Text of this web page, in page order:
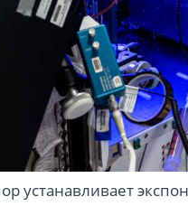
устанавливает